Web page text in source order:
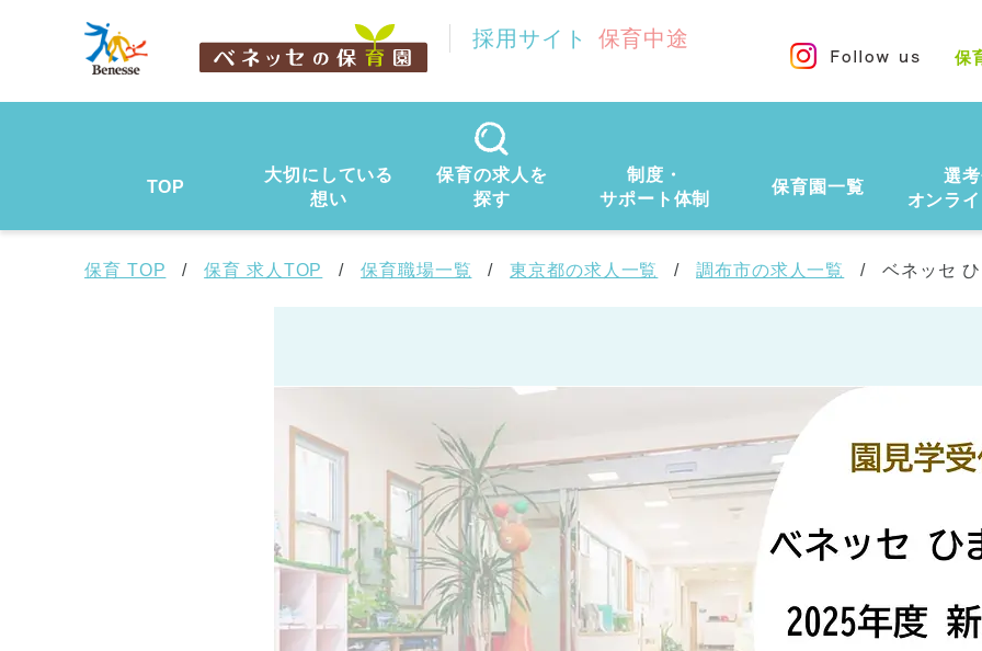
採用サイト 保育中途
保
TOP
大切にしている
想い
保育の求人を
探す
制度・
サポート体制
保育園一覧
選
オンラ
保育 TOP 保育 求人TOP 保育職場一覧 東京都の求人一覧 調布市の求人一覧 ベネッセ